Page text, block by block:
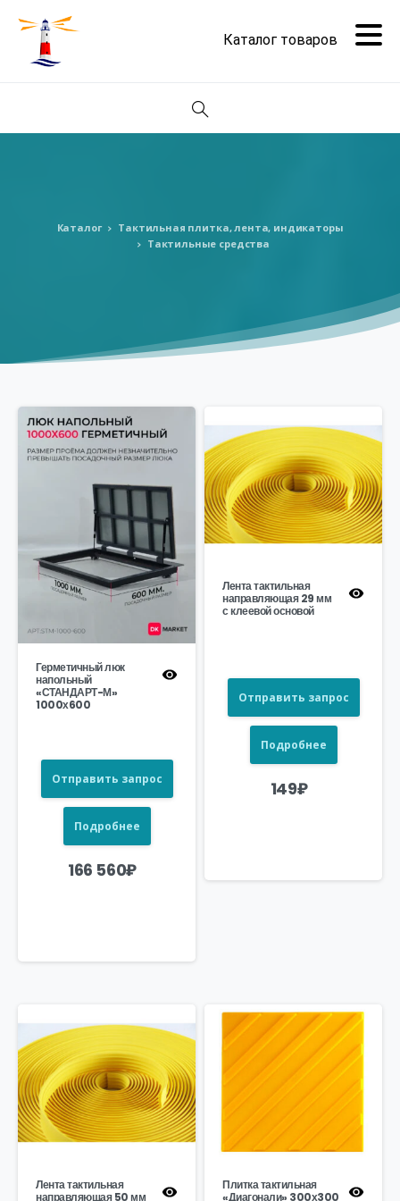
Поиск
Каталог
Тактильная плитка, лента, индикаторы
Тактильные средства
Герметичный люк
напольный
«СТАНДАРТ-М»
1000х600
Отправить запрос
Подробнее
166 560₽
Лента тактильная
направляющая 29 мм
с клеевой основой
Отправить запрос
Подробнее
149₽
Лента тактильная
направляющая 50 мм
Плитка тактильная
«Диагонали» 300х300